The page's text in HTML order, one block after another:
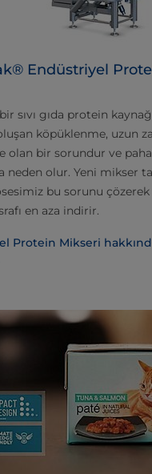
Endüstriyel
sıvı gıda protein
köpüklenme, uzun
olan bir sorundur ve
neden olur. Yeni mikser
bu sorunu
en aza indirir.
Protein Mikseri